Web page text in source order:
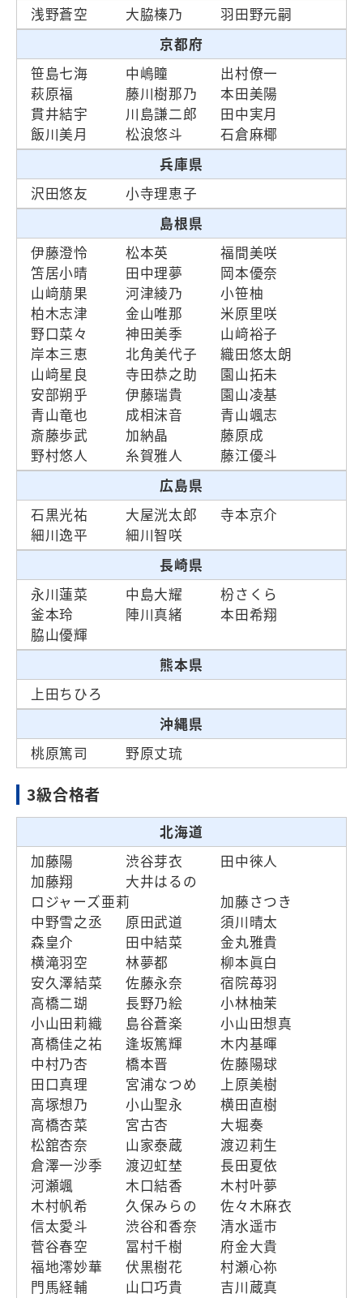
浅野蒼空
大脇榛乃
羽田野元嗣
京都府
笹島七海
中嶋瞳
出村僚一
萩原福
藤川樹那乃
本田美陽
貫井結宇
川島謙二郎
田中実月
飯川美月
松浪悠斗
石倉麻椰
兵庫県
沢田悠友
小寺理恵子
島根県
伊藤澄怜
松本英
福間美咲
笘居小晴
田中理夢
岡本優奈
山﨑萠果
河津綾乃
小笹柚
柏木志津
金山唯那
米原里咲
野口菜々
神田美季
山﨑裕子
岸本三恵
北角美代子
織田悠太朗
山﨑星良
寺田恭之助
園山拓未
安部朔乎
伊藤瑞貴
園山凌基
青山竜也
成相沫音
青山颯志
斎藤歩武
加納晶
藤原成
野村悠人
糸賀雅人
藤江優斗
広島県
石黒光祐
大屋洸太郎
寺本京介
細川逸平
細川智咲
長崎県
永川蓮菜
中島大耀
枌さくら
釜本玲
陣川真緒
本田希翔
脇山優輝
熊本県
上田ちひろ
沖縄県
桃原篤司
野原丈琉
3級合格者
北海道
加藤陽
渋谷芽衣
田中徠人
加藤翔
大井はるの
ロジャーズ亜莉
加藤さつき
中野雪之丞
原田武道
須川晴太
森皇介
田中結菜
金丸雅貴
横滝羽空
林夢都
柳本眞白
安久澤結菜
佐藤永奈
宿院苺羽
高橋二瑚
長野乃絵
小林柚茉
小山田莉織
島谷蒼楽
小山田想真
髙橋佳之祐
逢坂篤輝
木内基暉
中村乃杏
橋本晋
佐藤陽球
田口真理
宮浦なつめ
上原美樹
高塚想乃
小山聖永
横田直樹
高橋杏菜
宮古杏
大堀奏
松舘杏奈
山家泰蔵
渡辺莉生
倉澤一沙季
渡辺虹埜
長田夏依
河瀬颯
木口結香
木村叶夢
木村帆希
久保みらの
佐々木麻衣
信太愛斗
渋谷和香奈
清水遥市
菅谷春空
冨村千樹
府金大貴
福地澪妙華
伏黒樹花
村瀬心祢
門馬経輔
山口巧貴
吉川蔵真